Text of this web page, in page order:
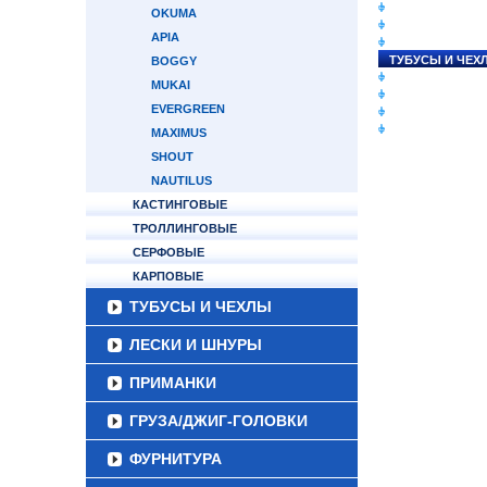
OKUMA
APIA
BOGGY
MUKAI
EVERGREEN
MAXIMUS
SHOUT
NAUTILUS
КАСТИНГОВЫЕ
ТРОЛЛИНГОВЫЕ
СЕРФОВЫЕ
КАРПОВЫЕ
ТУБУСЫ И ЧЕХЛЫ
ЛЕСКИ И ШНУРЫ
ПРИМАНКИ
ГРУЗА/ДЖИГ-ГОЛОВКИ
ФУРНИТУРА
ТУБУСЫ И